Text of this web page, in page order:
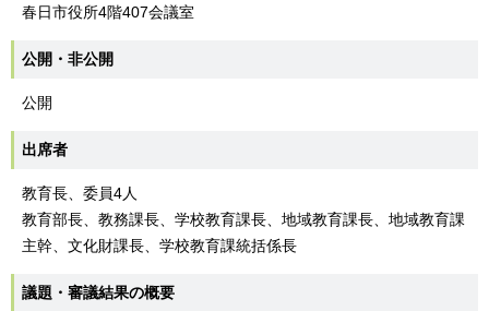
春日市役所4階407会議室
公開・非公開
公開
出席者
教育長、委員4人
教育部長、教務課長、学校教育課長、地域教育課長、地域教育課
主幹、文化財課長、学校教育課統括係長
議題・審議結果の概要